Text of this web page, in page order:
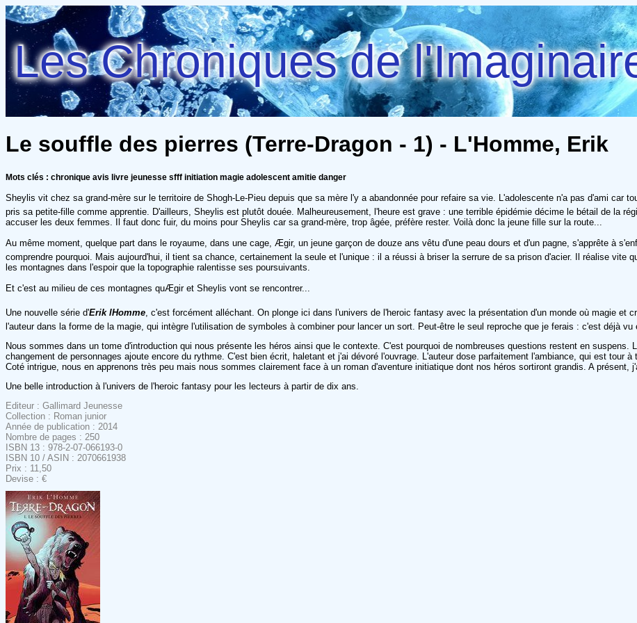
Les Chroniques de
Le souffle des pierres (Terre-Dragon - 1) - L'Homme, Erik
Mots clés : chronique avis livre jeunesse sfff initiation magie adolescent amitie danger
Sheylis vit chez sa grand-mère sur le territoire de Shogh-Le-Pieu depuis que sa mère l'y a abandonnée pour refaire sa vie. L'adolescente n'a pas d'ami car
pris sa petite-fille comme apprentie. D'ailleurs, Sheylis est plutôt douée. Malheureusement, l'heure est grave : une terrible épidémie décime le bétail de la
accuser les deux femmes. Il faut donc fuir, du moins pour Sheylis car sa grand-mère, trop âgée, préfère rester. Voilà donc la jeune fille sur la route...
Au même moment, quelque part dans le royaume, dans une cage, Ægir, un jeune garçon de douze ans vêtu d'une peau dours et d'un pagne, s'apprête à
comprendre pourquoi. Mais aujourd'hui, il tient sa chance, certainement la seule et l'unique : il a réussi à briser la serrure de sa prison d'acier. Il réalise vite
les montagnes dans l'espoir que la topographie ralentisse ses poursuivants.
Et c'est au milieu de ces montagnes quÆgir et Sheylis vont se rencontrer...
Une nouvelle série d'Erik lHomme , c'est forcément alléchant. On plonge ici dans l'univers de l'heroic fantasy avec la présentation d'un monde où magie
l'auteur dans la forme de la magie, qui intègre l'utilisation de symboles à combiner pour lancer un sort. Peut-être le seul reproche que je ferais : c'est déjà
Nous sommes dans un tome d'introduction qui nous présente les héros ainsi que le contexte. C'est pourquoi de nombreuses questions restent en
changement de personnages ajoute encore du rythme. C'est bien écrit, haletant et j'ai dévoré l'ouvrage. L'auteur dose parfaitement l'ambiance, qui est tour à
Coté intrigue, nous en apprenons très peu mais nous sommes clairement face à un roman d'aventure initiatique dont nos héros sortiront grandis. A présent,
Une belle introduction à l'univers de l'heroic fantasy pour les lecteurs à partir de dix ans.
Editeur : Gallimard Jeunesse
Collection : Roman junior
Année de publication : 2014
Nombre de pages : 250
ISBN 13 : 978-2-07-066193-0
ISBN 10 / ASIN : 2070661938
Prix : 11,50
Devise : €